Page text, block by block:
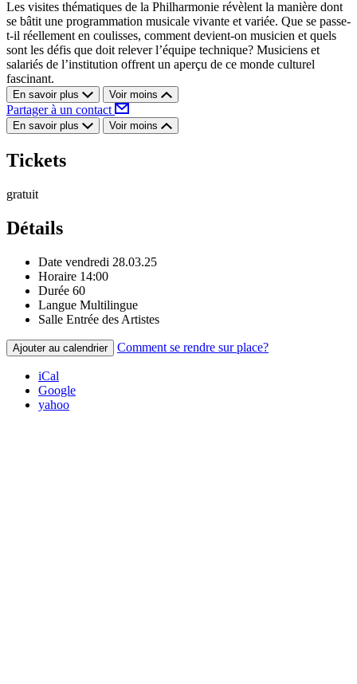
Les visites thématiques de la Philharmonie révèlent la manière dont
se bâtit une programmation musicale vivante et variée. Que se passe-
t-il réellement en coulisses, comment devient-on musicien et quels
sont les défis que doit relever l’équipe technique? Musiciens et
salariés de l’institution offrent un aperçu de ce monde culturel
fascinant.
En savoir plus Voir moins
Partager à un contact
En savoir plus Voir moins
Tickets
gratuit
Détails
Date vendredi 28.03.25
Horaire 14:00
Durée 60
Langue Multilingue
Salle Entrée des Artistes
Ajouter au calendrier Comment se rendre sur place?
iCal
Google
yahoo